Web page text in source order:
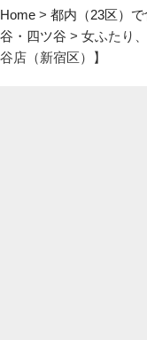
プ
Home > 都内（23区）で
谷・四ツ谷 > 女ふたり
谷店（新宿区）】